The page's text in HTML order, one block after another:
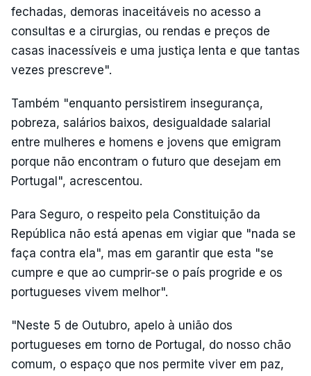
fechadas, demoras inaceitáveis no acesso a
consultas e a cirurgias, ou rendas e preços de
casas inacessíveis e uma justiça lenta e que tantas
vezes prescreve".
Também "enquanto persistirem insegurança,
pobreza, salários baixos, desigualdade salarial
entre mulheres e homens e jovens que emigram
porque não encontram o futuro que desejam em
Portugal", acrescentou.
Para Seguro, o respeito pela Constituição da
República não está apenas em vigiar que "nada se
faça contra ela", mas em garantir que esta "se
cumpre e que ao cumprir-se o país progride e os
portugueses vivem melhor".
"Neste 5 de Outubro, apelo à união dos
portugueses em torno de Portugal, do nosso chão
comum, o espaço que nos permite viver em paz,